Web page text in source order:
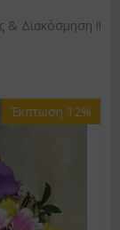
& Διακόσμηση !!
Έκπτωση 12%